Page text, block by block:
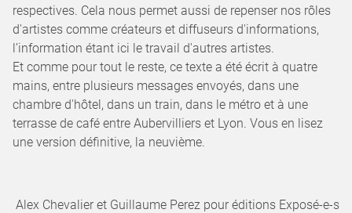
respectives. Cela nous permet aussi de repenser nos rôles
d'artistes comme créateurs et diffuseurs d'informations,
l’information étant ici le travail d'autres artistes.
Et comme pour tout le reste, ce texte a été écrit à quatre
mains, entre plusieurs messages envoyés, dans une
chambre d'hôtel, dans un train, dans le métro et à une
terrasse de café entre Aubervilliers et Lyon. Vous en lisez
une version définitive, la neuvième.
Alex Chevalier et Guillaume Perez pour éditions Exposé-e-s